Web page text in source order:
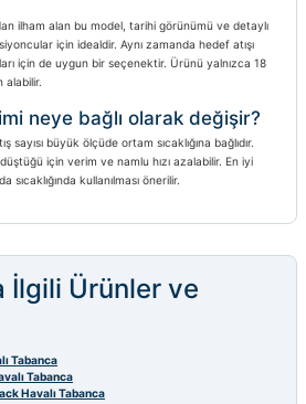
ilham alan bu model, tarihi görünümü ve detaylı
için idealdir. Aynı zamanda hedef atışı
için de uygun bir seçenektir. Ürünü yalnızca 18
alabilir.
neye bağlı olarak değişir?
sayısı büyük ölçüde ortam sıcaklığına bağlıdır.
için verim ve namlu hızı azalabilir. En iyi
kullanılması önerilir.
İlgili Ürünler ve
Tabanca
Tabanca
Havalı Tabanca